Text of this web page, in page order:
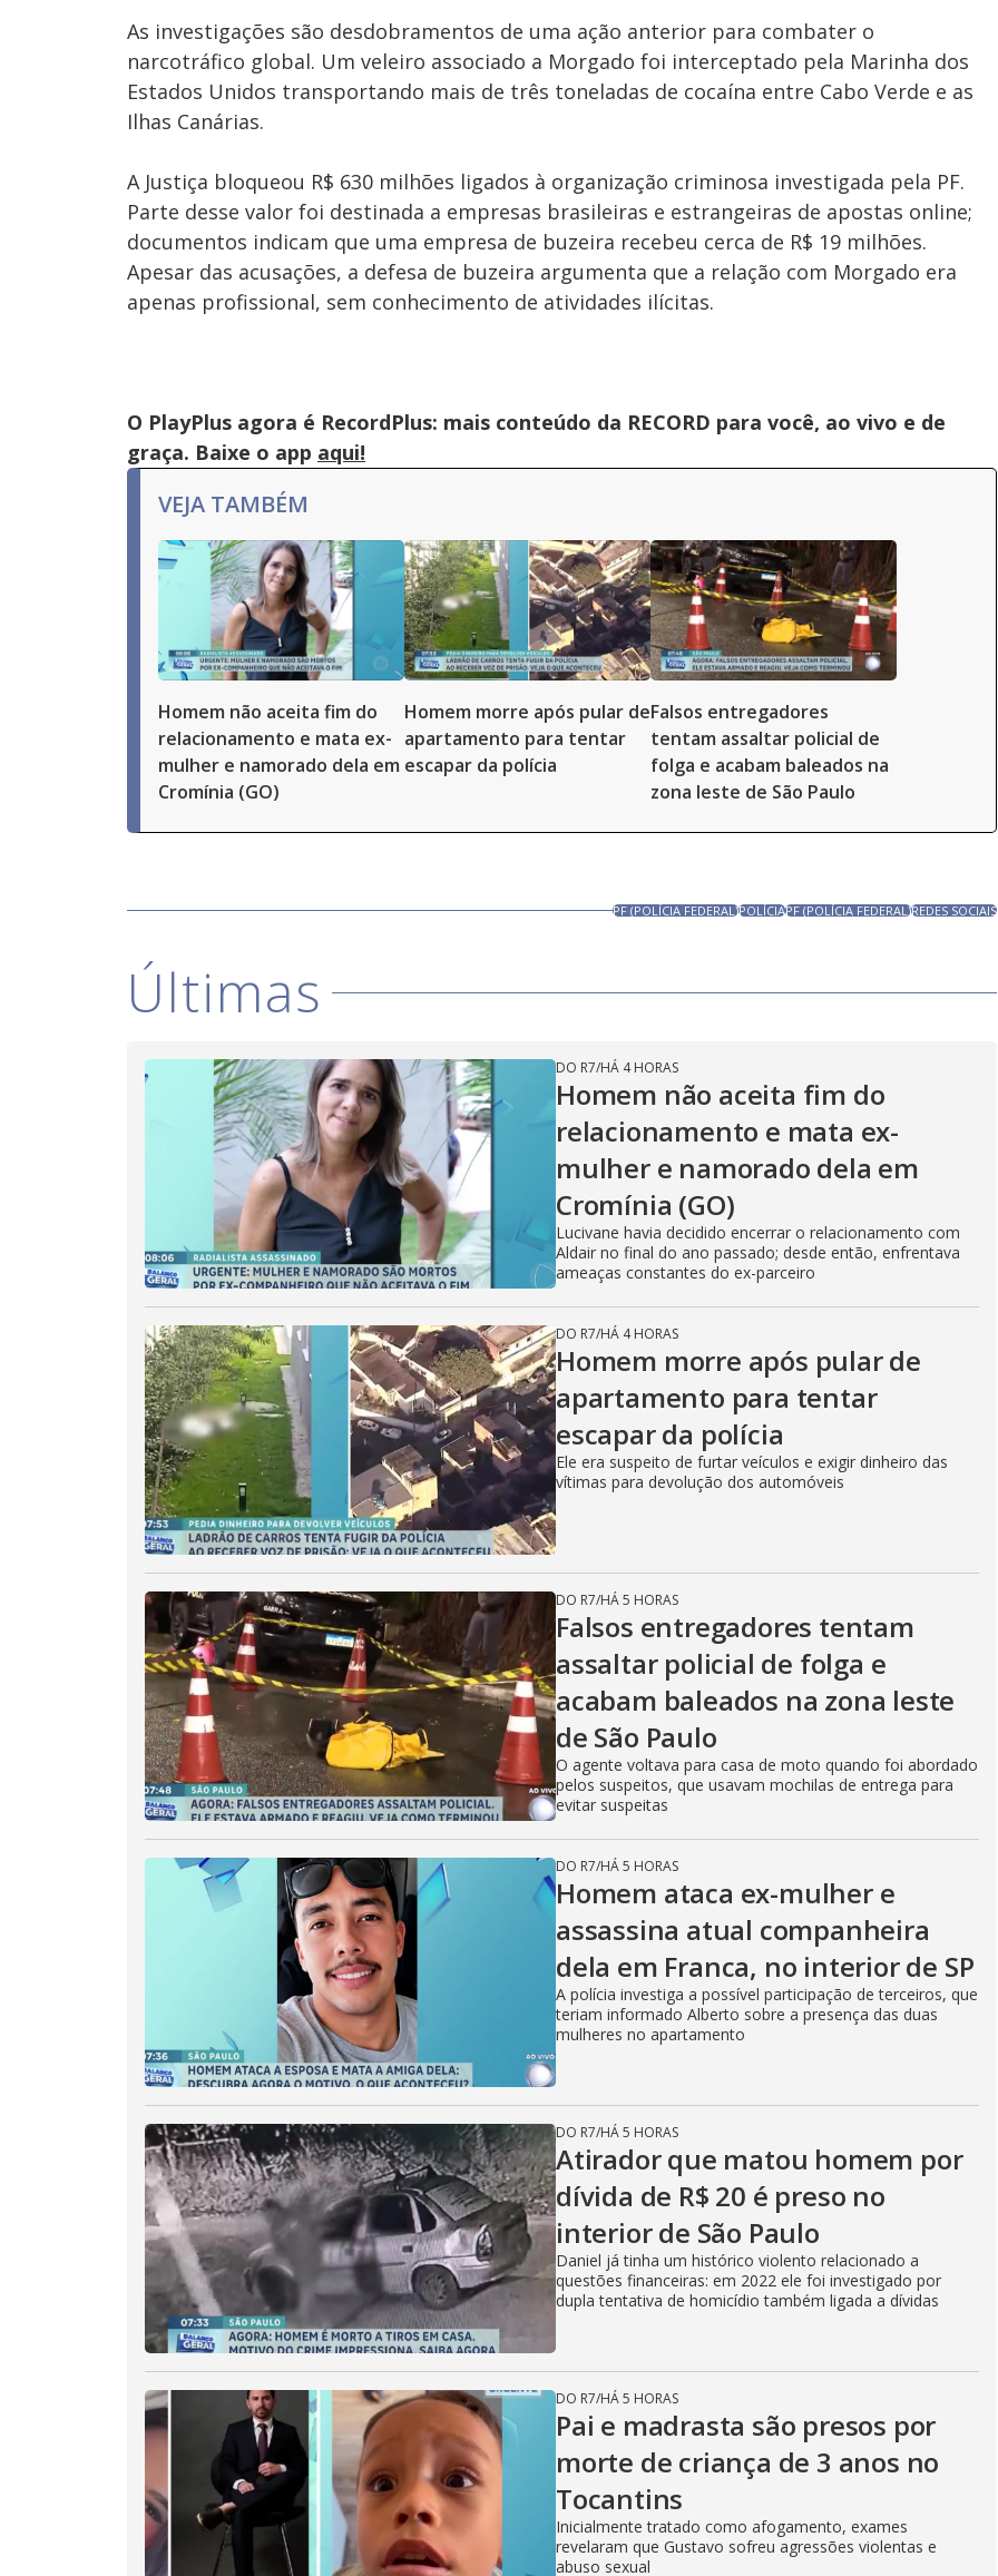
As investigações são desdobramentos de uma ação anterior para combater o
narcotráfico global. Um veleiro associado a Morgado foi interceptado pela Marinha dos
Estados Unidos transportando mais de três toneladas de cocaína entre Cabo Verde e as
Ilhas Canárias.
A Justiça bloqueou R$ 630 milhões ligados à organização criminosa investigada pela PF.
Parte desse valor foi destinada a empresas brasileiras e estrangeiras de apostas online;
documentos indicam que uma empresa de buzeira recebeu cerca de R$ 19 milhões.
Apesar das acusações, a defesa de buzeira argumenta que a relação com Morgado era
apenas profissional, sem conhecimento de atividades ilícitas.
O PlayPlus agora é RecordPlus: mais conteúdo da RECORD para você, ao vivo e de
graça. Baixe o app aqui!
VEJA TAMBÉM
Homem não aceita fim do
relacionamento e mata ex-
mulher e namorado dela em
Cromínia (GO)
Homem morre após pular de
apartamento para tentar
escapar da polícia
Falsos entregadores
tentam assaltar policial de
folga e acabam baleados na
zona leste de São Paulo
PF (POLÍCIA FEDERAL)POLÍCIAPF (POLÍCIA FEDERAL)REDES SOCIAIS
Últimas
DO R7/HÁ 4 HORAS
Homem não aceita fim do
relacionamento e mata ex-
mulher e namorado dela em
Cromínia (GO)
Lucivane havia decidido encerrar o relacionamento com
Aldair no final do ano passado; desde então, enfrentava
ameaças constantes do ex-parceiro
DO R7/HÁ 4 HORAS
Homem morre após pular de
apartamento para tentar
escapar da polícia
Ele era suspeito de furtar veículos e exigir dinheiro das
vítimas para devolução dos automóveis
DO R7/HÁ 5 HORAS
Falsos entregadores tentam
assaltar policial de folga e
acabam baleados na zona leste
de São Paulo
O agente voltava para casa de moto quando foi abordado
pelos suspeitos, que usavam mochilas de entrega para
evitar suspeitas
DO R7/HÁ 5 HORAS
Homem ataca ex-mulher e
assassina atual companheira
dela em Franca, no interior de SP
A polícia investiga a possível participação de terceiros, que
teriam informado Alberto sobre a presença das duas
mulheres no apartamento
DO R7/HÁ 5 HORAS
Atirador que matou homem por
dívida de R$ 20 é preso no
interior de São Paulo
Daniel já tinha um histórico violento relacionado a
questões financeiras: em 2022 ele foi investigado por
dupla tentativa de homicídio também ligada a dívidas
DO R7/HÁ 5 HORAS
Pai e madrasta são presos por
morte de criança de 3 anos no
Tocantins
Inicialmente tratado como afogamento, exames
revelaram que Gustavo sofreu agressões violentas e
abuso sexual